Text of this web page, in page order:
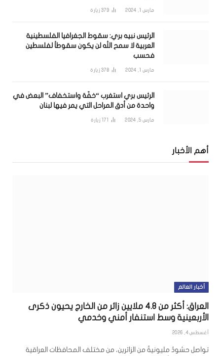
مارس 1, 2024 379 زيارة
الرئيس نبيه بري: سقوط الجغرافيا الفلسطينية
العربية لا سمح الله لن يكون سقوطاً لفلسطين
فحسب
مارس 1, 2024 378 زيارة
الرئيس بري استغرب “خفّة واستخفاف” البعض في
واحدة من أدق المراحل التي يمر فيها لبنان
مارس 5, 2024 171 زيارة
أهم الأخبار
أخبار العالم
العراق: أكثر من 4.8 ملايين زائر من الخارج يحيون ذكرى
الأربعينية وسط استنفار أمني وخدمي
أغسطس 4, 2026
تواصل حشودٌ مليونيةٌ من الزائرين، من مختلف المحافظات العراقية